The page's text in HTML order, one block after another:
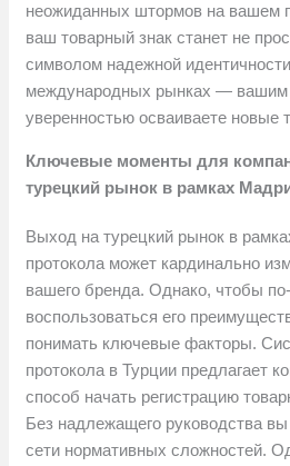
неожиданных штормов на вашем
ваш товарный знак станет не
символом надежной
международных рынках — вашим
уверенностью осваиваете новые
Ключевые моменты для
турецкий рынок в рамках
Выход на турецкий рынок в
протокола может кардинально
вашего бренда. Однако, чтобы
воспользоваться его
понимать ключевые факторы.
протокола в Турции предлагает
способ начать регистрацию
Без надлежащего руководства
сети нормативных сложностей.